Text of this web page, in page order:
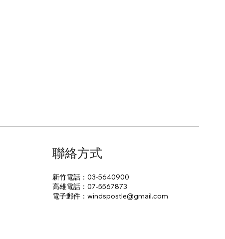
新竹電話：03-5640900
高雄電話：07-5567873
電子郵件：​windspostle@gmail.com
聯絡方式